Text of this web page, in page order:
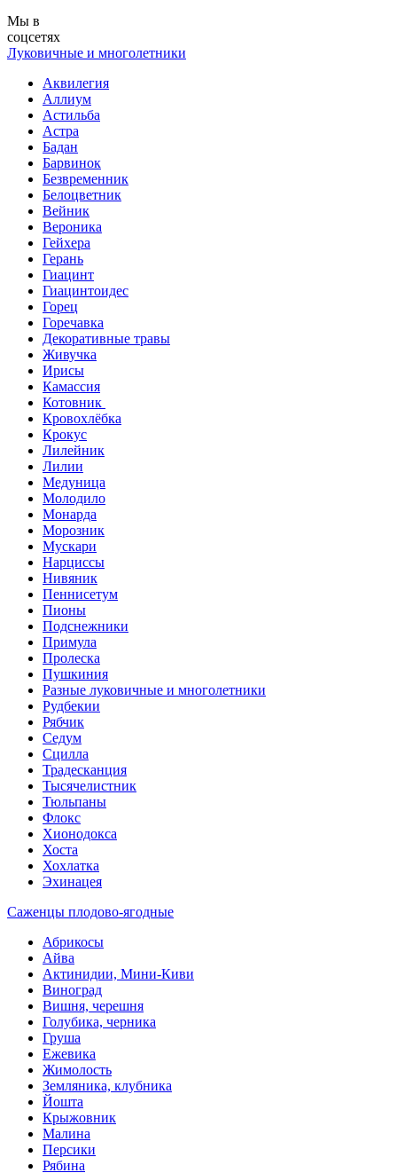
Мы в
соцсетях
Луковичные и многолетники
Аквилегия
Аллиум
Астильба
Астра
Бадан
Барвинок
Безвременник
Белоцветник
Вейник
Вероника
Гейхера
Герань
Гиацинт
Гиацинтоидес
Горец
Горечавка
Декоративные травы
Живучка
Ирисы
Камассия
Котовник
Кровохлёбка
Крокус
Лилейник
Лилии
Медуница
Молодило
Монарда
Морозник
Мускари
Нарциссы
Нивяник
Пеннисетум
Пионы
Подснежники
Примула
Пролеска
Пушкиния
Разные луковичные и многолетники
Рудбекии
Рябчик
Седум
Сцилла
Традесканция
Тысячелистник
Тюльпаны
Флокс
Хионодокса
Хоста
Хохлатка
Эхинацея
Саженцы плодово-ягодные
Абрикосы
Айва
Актинидии, Мини-Киви
Виноград
Вишня, черешня
Голубика, черника
Груша
Ежевика
Жимолость
Земляника, клубника
Йошта
Крыжовник
Малина
Персики
Рябина